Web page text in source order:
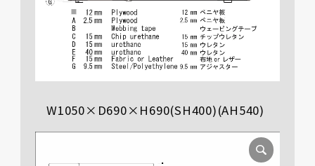
W1050×D690×H690(SH400)(AH540)